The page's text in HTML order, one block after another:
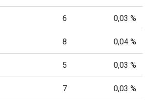
6 0,03 %
8 0,04 %
5 0,03 %
7 0,03 %